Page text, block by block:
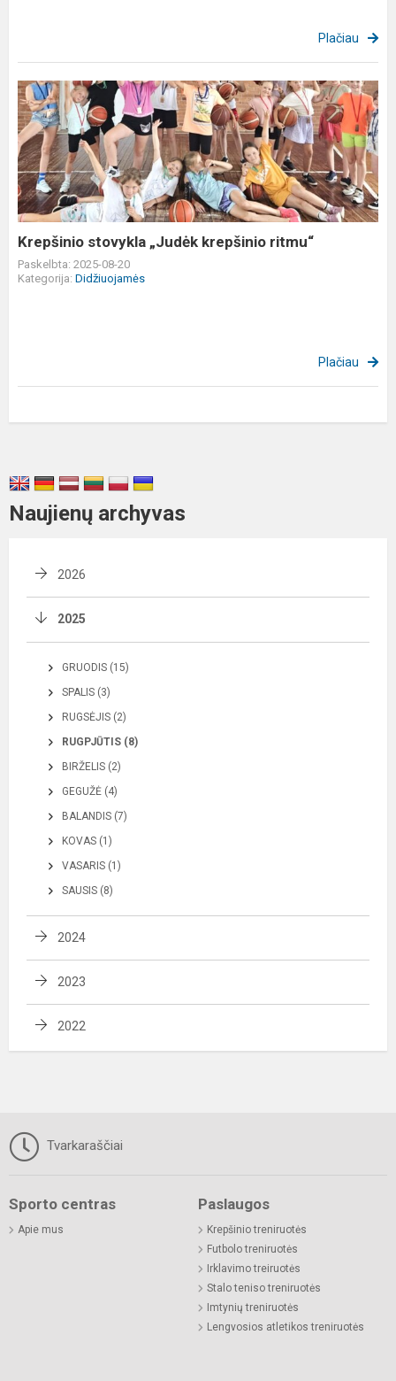
Plačiau
Krepšinio
stovykla
„Judėk
krepšinio
ritmu“
Krepšinio stovykla „Judėk krepšinio ritmu“
Paskelbta: 2025-08-20
Kategorija: Didžiuojamės
Plačiau
Naujienų archyvas
2026
2025
GRUODIS (15)
SPALIS (3)
RUGSĖJIS (2)
RUGPJŪTIS (8)
BIRŽELIS (2)
GEGUŽĖ (4)
BALANDIS (7)
KOVAS (1)
VASARIS (1)
SAUSIS (8)
2024
2023
2022
Tvarkaraščiai
Sporto centras
Apie mus
Paslaugos
Krepšinio treniruotės
Futbolo treniruotės
Irklavimo treiruotės
Stalo teniso treniruotės
Imtynių treniruotės
Lengvosios atletikos treniruotės